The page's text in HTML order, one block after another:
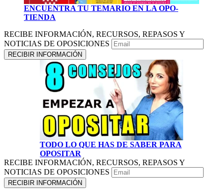
ENCUENTRA TU TEMARIO EN LA OPO-
TIENDA
RECIBE INFORMACIÓN, RECURSOS, REPASOS Y
NOTICIAS DE OPOSICIONES
TODO LO QUE HAS DE SABER PARA
OPOSITAR
RECIBE INFORMACIÓN, RECURSOS, REPASOS Y
NOTICIAS DE OPOSICIONES